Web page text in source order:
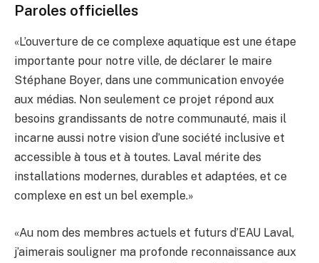
Paroles officielles
«L’ouverture de ce complexe aquatique est une étape
importante pour notre ville, de déclarer le maire
Stéphane Boyer, dans une communication envoyée
aux médias. Non seulement ce projet répond aux
besoins grandissants de notre communauté, mais il
incarne aussi notre vision d’une société inclusive et
accessible à tous et à toutes. Laval mérite des
installations modernes, durables et adaptées, et ce
complexe en est un bel exemple.»
«Au nom des membres actuels et futurs d’EAU Laval,
j’aimerais souligner ma profonde reconnaissance aux